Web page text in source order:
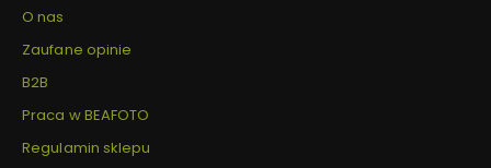
O nas
Zaufane opinie
B2B
Praca w BEAFOTO
Regulamin sklepu